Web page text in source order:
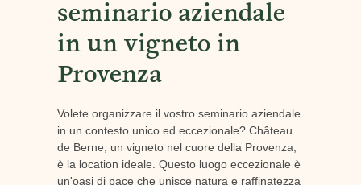
seminario aziendale
in un vigneto in
Provenza
Volete organizzare il vostro seminario aziendale
in un contesto unico ed eccezionale? Château
de Berne, un vigneto nel cuore della Provenza,
è la location ideale. Questo luogo eccezionale è
un'oasi di pace che unisce natura e raffinatezza